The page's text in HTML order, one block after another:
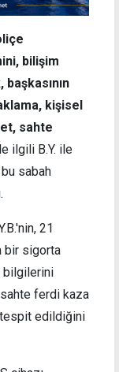
bilişim
başkasının
kişisel
sahte
ilgili B.Y. ile
bu sabah
21
bir sigorta
bilgilerini
ferdi kaza
edildiğini